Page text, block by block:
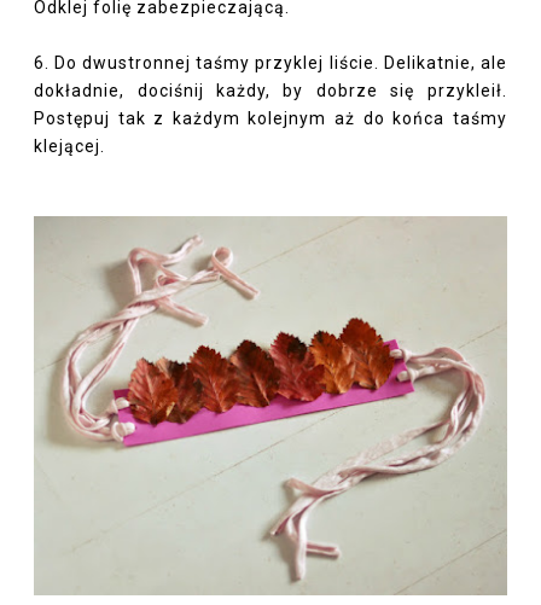
Odklej folię zabezpieczającą.
6. Do dwustronnej taśmy przyklej liście. Delikatnie, ale
dokładnie, dociśnij każdy, by dobrze się przykleił.
Postępuj tak z każdym kolejnym aż do końca taśmy
klejącej.